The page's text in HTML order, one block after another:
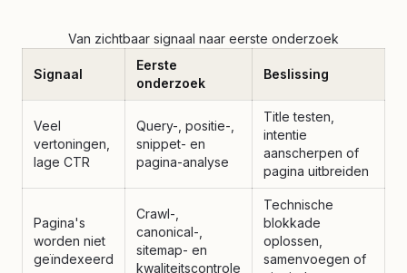
Van zichtbaar signaal naar eerste onderzoek
Signaal
Eerste
onderzoek
Beslissing
Veel
vertoningen,
lage CTR
Query-, positie-,
snippet- en
pagina-analyse
Title testen,
intentie
aanscherpen of
pagina uitbreiden
Pagina's
worden niet
geïndexeerd
Crawl-,
canonical-,
sitemap- en
kwaliteitscontrole
Technische
blokkade
oplossen,
samenvoegen of